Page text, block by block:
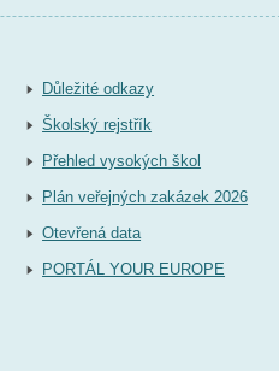
Důležité odkazy
Školský rejstřík
Přehled vysokých škol
Plán veřejných zakázek 2026
Otevřená data
PORTÁL YOUR EUROPE